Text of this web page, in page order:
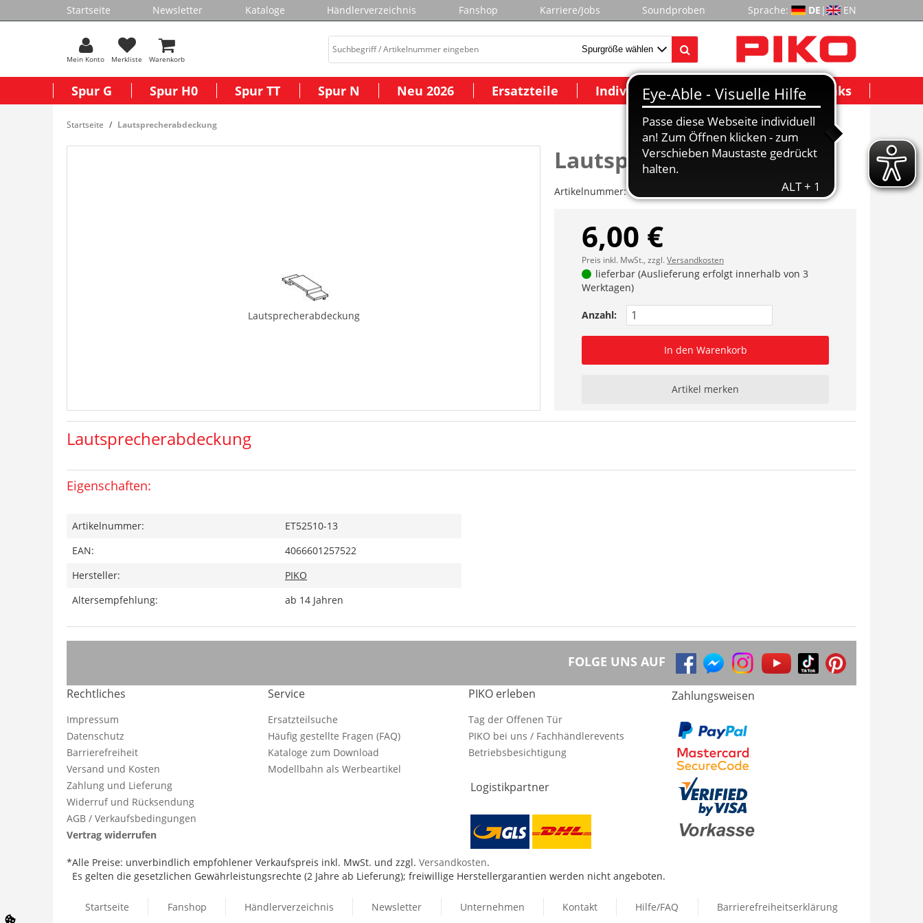
Startseite Newsletter Kataloge Händlerverzeichnis Fanshop Karriere/Jobs Soundproben Sprache: DE | EN
Mein Konto Merkliste Warenkorb
Spur G Spur H0 Spur TT Spur N Neu 2026 Ersatzteile Individuelle Modelle Wichtige Links
Startseite Lautsprecherabdeckung
Lautsprecherabdeckung
Lautsprecherabdeckung
Artikelnummer:ET52510-13
6,00 €
Preis inkl. MwSt., zzgl.Versandkosten
lieferbar (Auslieferung erfolgt innerhalb von 3
Werktagen)
Anzahl:
In den Warenkorb
Artikel merken
Lautsprecherabdeckung
Eigenschaften:
Artikelnummer:
ET52510-13
EAN:
4066601257522
Hersteller:
PIKO
Altersempfehlung:
ab 14 Jahren
FOLGE UNS AUF
Rechtliches
Impressum
Datenschutz
Barrierefreiheit
Versand und Kosten
Zahlung und Lieferung
Widerruf und Rücksendung
AGB / Verkaufsbedingungen
Vertrag widerrufen
Service
Ersatzteilsuche
Häufig gestellte Fragen (FAQ)
Kataloge zum Download
Modellbahn als Werbeartikel
PIKO erleben
Tag der Offenen Tür
PIKO bei uns / Fachhändlerevents
Betriebsbesichtigung
Logistikpartner
Zahlungsweisen
*Alle Preise: unverbindlich empfohlener Verkaufspreis inkl. MwSt. und zzgl. Versandkosten.
Es gelten die gesetzlichen Gewährleistungsrechte (2 Jahre ab Lieferung); freiwillige Herstellergarantien werden nicht angeboten.
Startseite Fanshop Händlerverzeichnis Newsletter Unternehmen Kontakt Hilfe/FAQ Barrierefreiheitserklärung